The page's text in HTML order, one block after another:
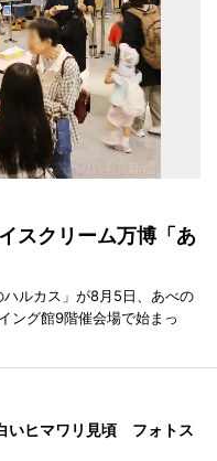
スクリーム万博「あ
ルカス」が8月5日、あべの
ング館9階催会場で始まっ
いヒマワリ見頃 フォトス